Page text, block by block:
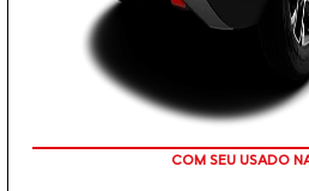
TAXA ZERO